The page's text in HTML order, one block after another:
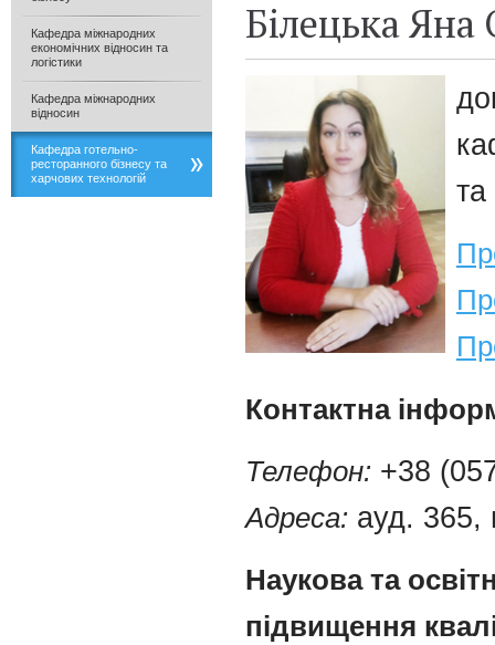
Білецька Яна
та
Контактна
Телефон: +38
Адреса: ауд. 365,
Наукова та
підвищення
Кафедра міжнародних
економічних відносин та
логістики
Кафедра міжнародних
відносин
Кафедра готельно-
ресторанного бізнесу та
харчових технологій